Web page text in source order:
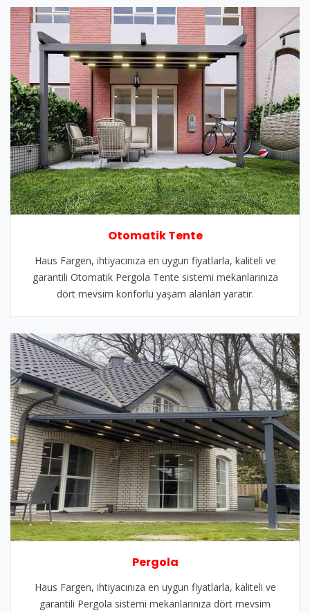
Otomatik Tente
Haus Fargen, ihtiyacınıza en uygun fiyatlarla, kaliteli ve
garantili Otomatik Pergola Tente sistemi mekanlarınıza
dört mevsim konforlu yaşam alanları yaratır.
Pergola
Haus Fargen, ihtiyacınıza en uygun fiyatlarla, kaliteli ve
garantili Pergola sistemi mekanlarınıza dört mevsim